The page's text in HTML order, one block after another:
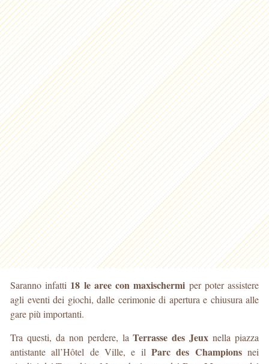
Saranno infatti 18 le aree con maxischermi per poter assistere
agli eventi dei giochi, dalle cerimonie di apertura e chiusura alle
gare più importanti.
Tra questi, da non perdere, laTerrasse des Jeux nella piazza
antistante all’Hôtel de Ville, e il Parc des Championsnei